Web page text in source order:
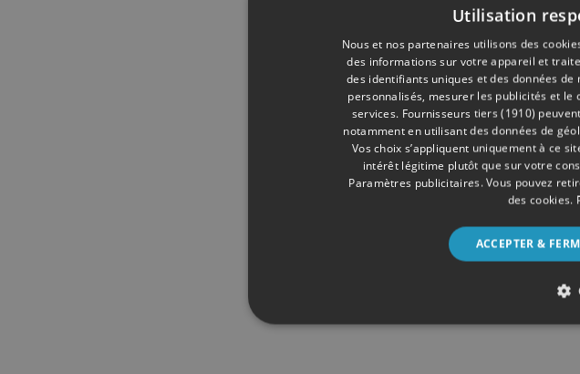
Utilisation
Nous et nos partenaires utilisons des
des informations sur votre appareil et
des identifiants uniques et des données
personnalisés, mesurer les publicités et le
services. Fournisseurs tiers (1910)
notamment en utilisant des données de
Vos choix s’appliquent uniquement à ce
intérêt légitime plutôt que sur votre
Paramètres publicitaires. Vous pouvez
des cookies.
ACCEPTER &